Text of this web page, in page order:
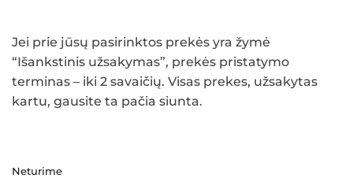
Jei prie jūsų pasirinktos prekės yra žymė
“Išankstinis užsakymas”, prekės pristatymo
terminas – iki 2 savaičių. Visas prekes, užsakytas
kartu, gausite ta pačia siunta.
Neturime